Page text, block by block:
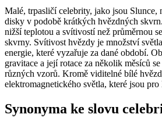
Malé, trpasličí celebrity, jako jsou
disky v podobě krátkých hvězdných
nižší teplotou a svítivostí než průměrnou
skvrny. Svítivost hvězdy je množství
energie, které vyzařuje za dané období.
gravitace a její rotace za několik měsíců
různých vzorů. Kromě viditelné bílé
elektromagnetického světla, které jsou
Synonyma ke slovu